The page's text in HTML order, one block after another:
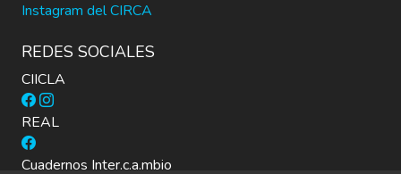
Instagram del CIRCA
REDES SOCIALES
CIICLA
REAL
Cuadernos Inter.c.a.mbio